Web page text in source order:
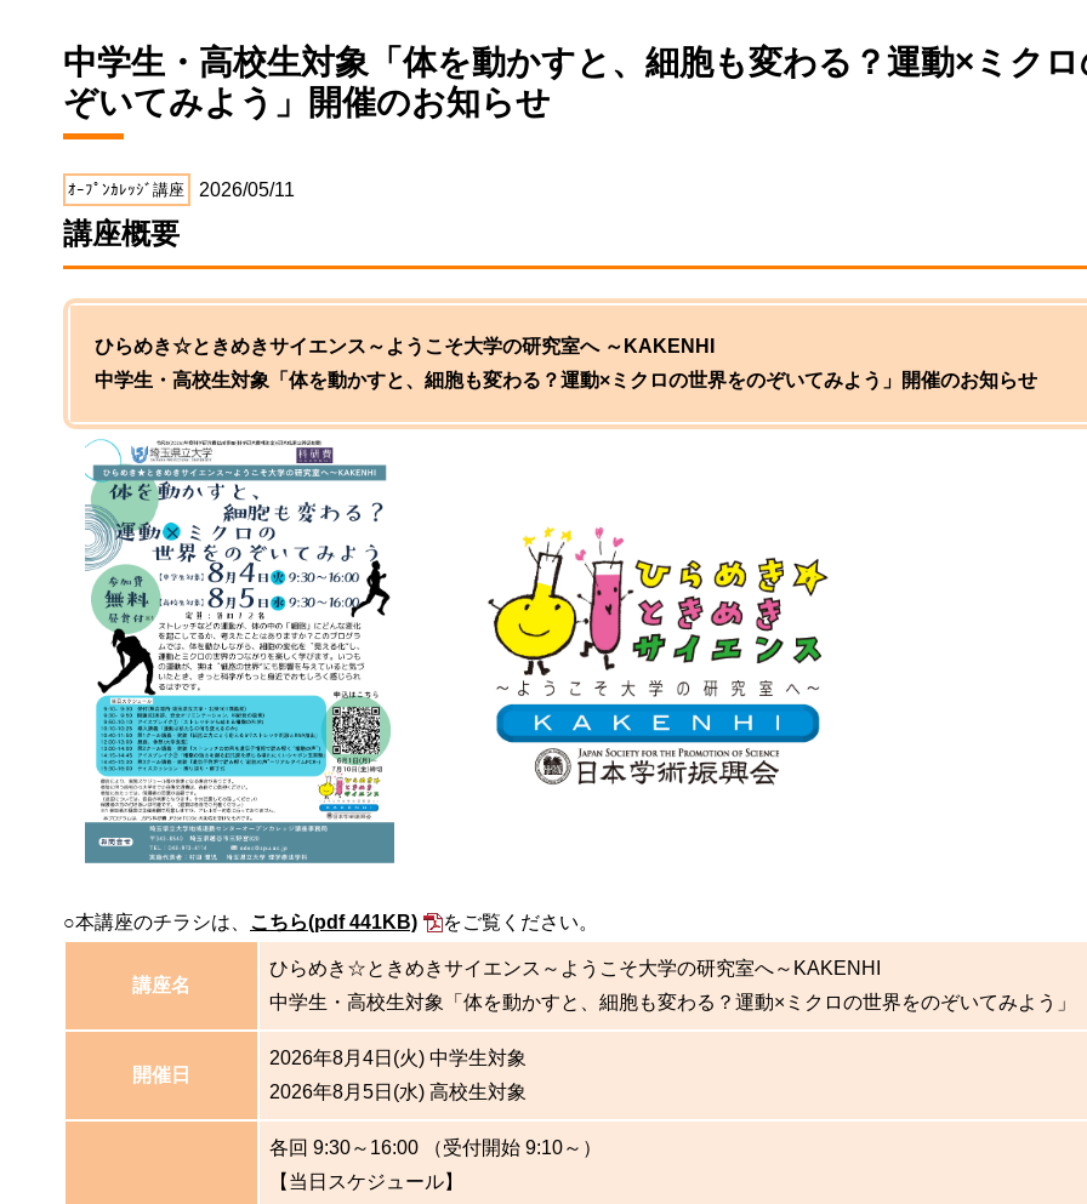
中学生・高校生対象「体を動かすと、細胞も変わる？運動×ミク
ぞいてみよう」開催のお知らせ
ｵｰﾌﾟﾝｶﾚｯｼﾞ講座 2026/05/11
講座概要
ひらめき☆ときめきサイエンス～ようこそ大学の研究室へ ～KAKENHI
中学生・高校生対象「体を動かすと、細胞も変わる？運動×ミクロの世界をのぞいてみよう」開催のお知らせ
○本講座のチラシは、 こちら(pdf 441KB) をご覧ください。
講座名
ひらめき☆ときめきサイエンス～ようこそ大学の研究室へ～KAKENHI
中学生・高校生対象「体を動かすと、細胞も変わる？運動×ミクロの世界をのぞいてみよう」
開催日
2026年8月4日(火) 中学生対象
2026年8月5日(水) 高校生対象
各回 9:30～16:00 （受付開始 9:10～）
【当日スケジュール】